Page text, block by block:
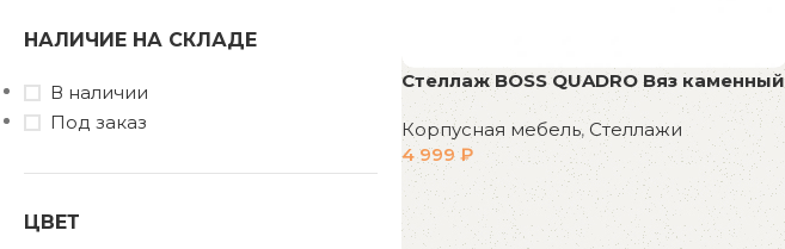
НАЛИЧИЕ НА СКЛАДЕ
В наличии
Под заказ
ЦВЕТ
Стеллаж BOSS QUADRO Вяз каменный
Корпусная мебель, Стеллажи
4 999₽
В корзину